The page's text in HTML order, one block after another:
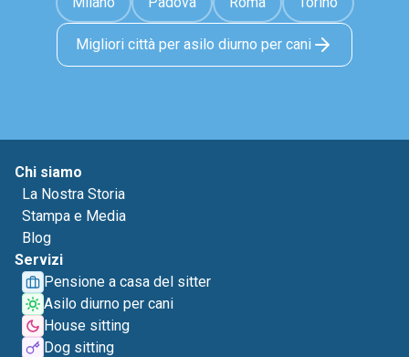
Migliori città per asilo diurno per cani
Chi siamo
La Nostra Storia
Stampa e Media
Blog
Servizi
Pensione a casa del sitter
Asilo diurno per cani
House sitting
Dog sitting